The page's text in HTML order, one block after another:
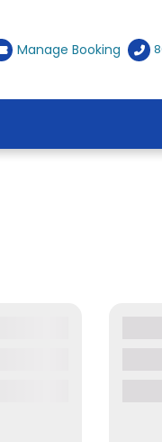
Manage Booking